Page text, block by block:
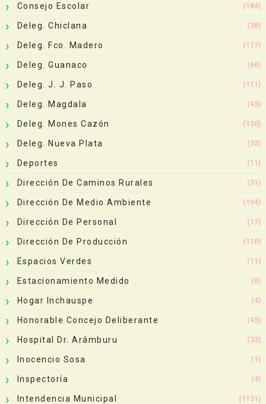
Consejo Escolar (184)
Deleg. Chiclana (38)
Deleg. Fco. Madero (117)
Deleg. Guanaco (66)
Deleg. J. J. Paso (111)
Deleg. Magdala (45)
Deleg. Mones Cazón (120)
Deleg. Nueva Plata (32)
Deportes (11)
Dirección De Caminos Rurales (51)
Dirección De Medio Ambiente (194)
Dirección De Personal (17)
Dirección De Producción (110)
Espacios Verdes (11)
Estacionamiento Medido (6)
Hogar Inchauspe (4)
Honorable Concejo Deliberante (45)
Hospital Dr. Arámburu (32)
Inocencio Sosa (1)
Inspectoría (4)
Intendencia Municipal (1131)